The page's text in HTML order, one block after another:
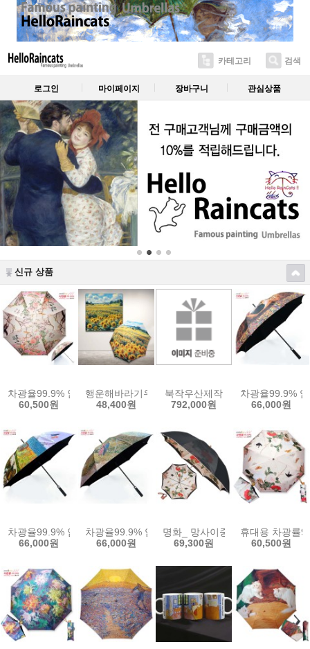
카테고리 검색
로그인 마이페이지 장바구니 관심상품
신규 상품
차광율99.9% 암막명화양산_민화 화조도
60,500원
행운해바라기우양산_들판 (주문제작)
48,400원
북작우산제작
792,000원
차광율99.9%
66,000원
차광율99.9% 암막 중형 골프자동 우양산_모네 생아드레스의 정원
66,000원
차광율99.9% 암막 중형 골프자동 우양산_고흐 연인
66,000원
명화_ 망사이중 남계우 모란 나비
69,300원
휴대용 차광률
60,500원